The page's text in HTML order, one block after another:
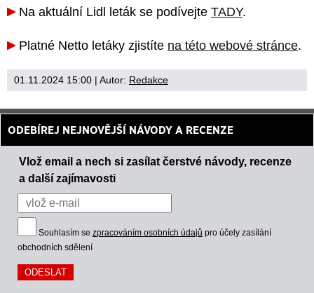
Na aktuální Lidl leták se podívejte TADY.
Platné Netto letáky zjistíte na této webové stránce.
01.11.2024 15:00 | Autor: Redakce
ODEBÍREJ NEJNOVĚJŠÍ NÁVODY A RECENZE
Vlož email a nech si zasílat čerstvé návody, recenze
a další zajímavosti
Souhlasím se zpracováním osobních údajů pro účely zasílání
obchodních sdělení